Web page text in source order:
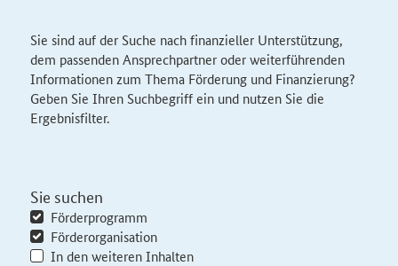
Sie sind auf der Suche nach finanzieller Unterstützung,
dem passenden Ansprechpartner oder weiterführenden
Informationen zum Thema Förderung und Finanzierung?
Geben Sie Ihren Suchbegriff ein und nutzen Sie die
Ergebnisfilter.
Sie suchen
Förderprogramm
Förderorganisation
In den weiteren Inhalten